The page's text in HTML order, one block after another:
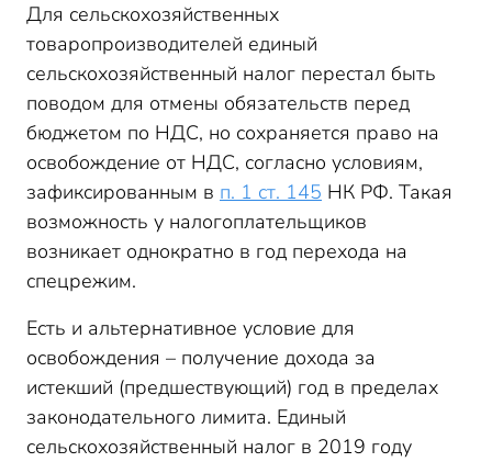
Для сельскохозяйственных
товаропроизводителей единый
сельскохозяйственный налог перестал быть
поводом для отмены обязательств перед
бюджетом по НДС, но сохраняется право на
освобождение от НДС, согласно условиям,
зафиксированным в п. 1 ст. 145 НК РФ. Такая
возможность у налогоплательщиков
возникает однократно в год перехода на
спецрежим.
Есть и альтернативное условие для
освобождения – получение дохода за
истекший (предшествующий) год в пределах
законодательного лимита. Единый
сельскохозяйственный налог в 2019 году